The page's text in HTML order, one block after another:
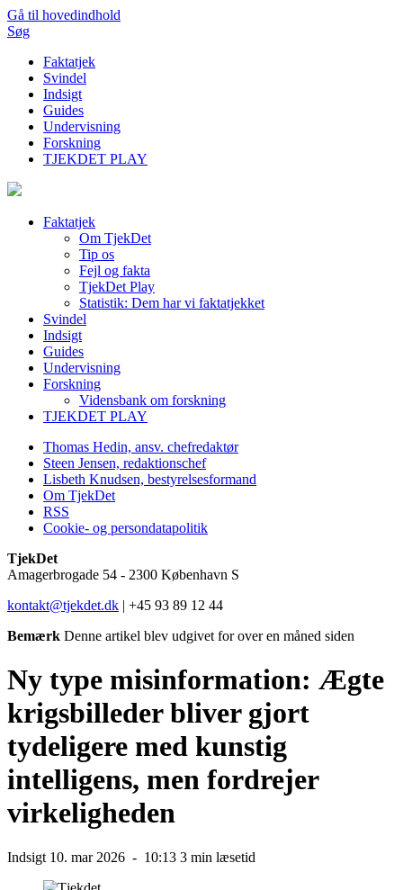
Gå til hovedindhold
Søg
Faktatjek
Svindel
Indsigt
Guides
Undervisning
Forskning
TJEKDET PLAY
Faktatjek
Om TjekDet
Tip os
Fejl og fakta
TjekDet Play
Statistik: Dem har vi faktatjekket
Svindel
Indsigt
Guides
Undervisning
Forskning
Vidensbank om forskning
TJEKDET PLAY
Thomas Hedin, ansv. chefredaktør
Steen Jensen, redaktionschef
Lisbeth Knudsen, bestyrelsesformand
Om TjekDet
RSS
Cookie- og persondatapolitik
TjekDet
Amagerbrogade 54 - 2300 København S
kontakt@tjekdet.dk | +45 93 89 12 44
Bemærk Denne artikel blev udgivet for over en måned siden
Ny type misinformation: Ægte
krigsbilleder bliver gjort
tydeligere med kunstig
intelligens, men fordrejer
virkeligheden
Indsigt 10. mar 2026 - 10:13 3 min læsetid